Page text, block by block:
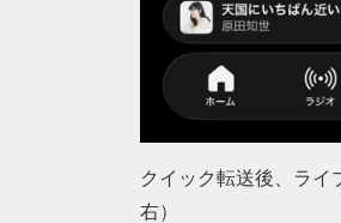
クイック転送後、ライ
右）